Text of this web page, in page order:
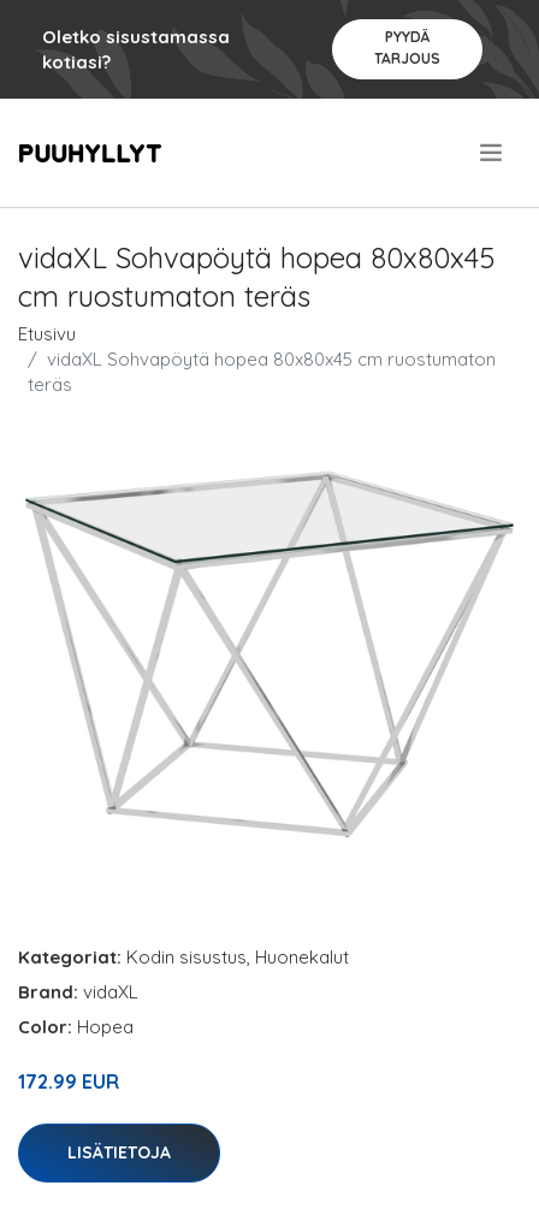
Oletko sisustamassa
kotiasi?
PYYDÄ
TARJOUS
vidaXL Sohvapöytä hopea 80x80x45
cm ruostumaton teräs
Etusivu
vidaXL Sohvapöytä hopea 80x80x45 cm ruostumaton
teräs
Kategoriat: Kodin sisustus, Huonekalut
Brand: vidaXL
Color: Hopea
172.99 EUR
LISÄTIETOJA